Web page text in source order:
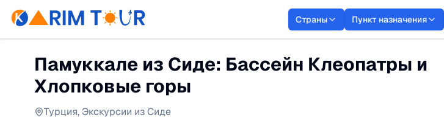
Страны Пункт назначения
Памуккале из Сиде: Бассейн Клеопатры и
Хлопковые горы
Турция,Экскурсии из Сиде